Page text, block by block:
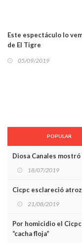
Este espectáculo lo
de El Tigre
05/09/2019
POPULAR
Diosa Canales
18/07/2019
Cicpc esclareció
21/08/2019
Por homicidio el
“cacha floja”